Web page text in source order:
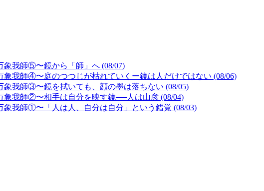
我師⑤〜鏡から「師」へ (08/07)
我師④〜庭のつつじが枯れていくー鏡は人だけではない (08/06)
我師③〜鏡を拭いても、顔の墨は落ちない (08/05)
象我師②〜相手は自分を映す鏡──人は山彦 (08/04)
我師①〜「人は人、自分は自分」という錯覚 (08/03)